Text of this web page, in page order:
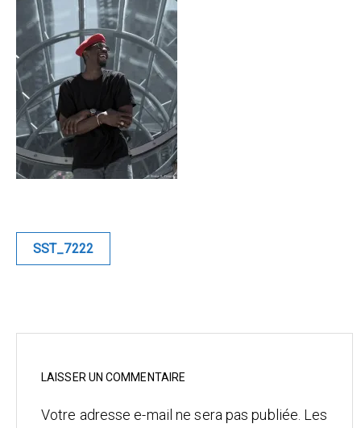
Blue
Equilibre
Renaissance
Afrofuturiste
Sunustreet
Fashion
Industrielle
Mariage
Architecture
Navigation
SST_7222
LAISSER UN COMMENTAIRE
Votre adresse e-mail ne sera pas publiée. Les